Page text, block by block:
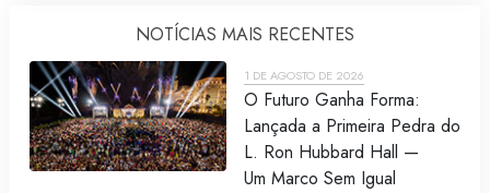
NOTÍCIAS MAIS RECENTES
1 DE AGOSTO DE 2026
O Futuro Ganha Forma:
Lançada a Primeira Pedra do
L. Ron Hubbard Hall —
Um Marco Sem Igual